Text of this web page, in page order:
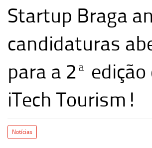
Startup Braga
candidaturas
para a 2ª edição
iTech Tourism!
Notícias